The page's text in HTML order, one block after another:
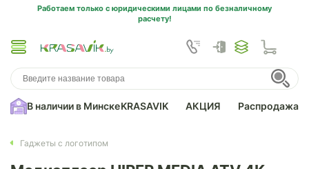
Работаем только с юридическими лицами по безналичному
расчету!
В наличии в МинскеKRASAVIK АКЦИЯ Распродажа
Гаджеты с логотипом